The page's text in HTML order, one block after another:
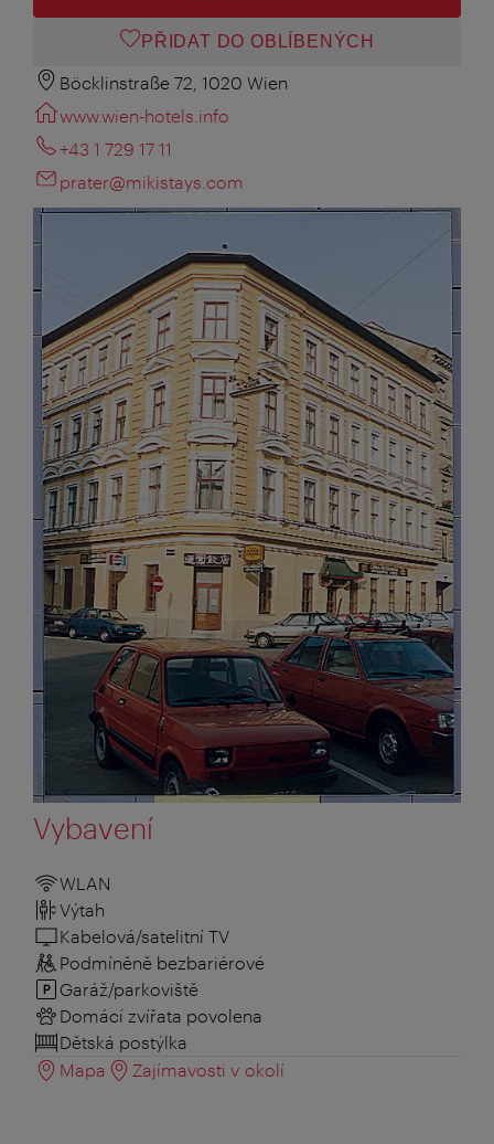
PŘIDAT DO OBLÍBENÝCH
Böcklinstraße 72, 1020 Wien
www.wien-hotels.info
+43 1 729 17 11
prater@mikistays.com
Vybavení
WLAN
Výtah
Kabelová/satelitní TV
Podmíněně bezbariérové
Garáž/parkoviště
Domácí zvířata povolena
Dětská postýlka
Mapa
Zajímavosti v okolí